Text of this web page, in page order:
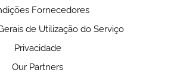
Fornecedores
de Utilização do Serviço
Privacidade
Our Partners